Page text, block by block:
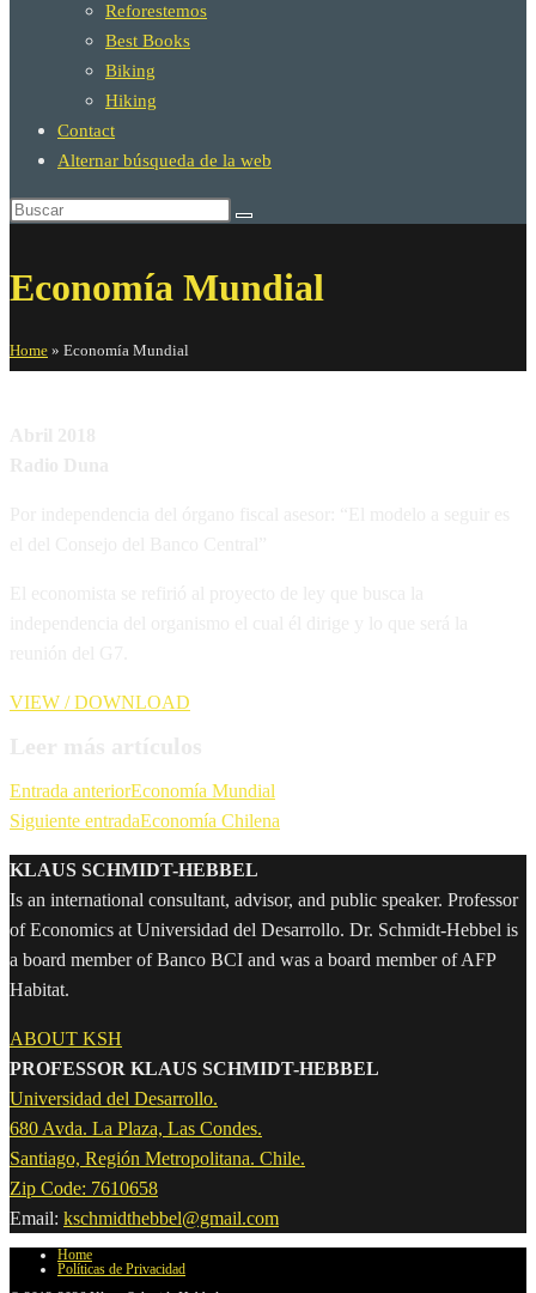
Reforestemos
Best Books
Biking
Hiking
Contact
Alternar búsqueda de la web
Economía Mundial
Home » Economía Mundial
VIEW / DOWNLOAD
Entrada anteriorEconomía Mundial
Siguiente entradaEconomía Chilena
KLAUS SCHMIDT-HEBBEL
Is an international consultant, advisor, and public speaker. Professor
of Economics at Universidad del Desarrollo. Dr. Schmidt-Hebbel is
a board member of Banco BCI and was a board member of AFP
Habitat.
ABOUT KSH
PROFESSOR KLAUS SCHMIDT-HEBBEL
Universidad del Desarrollo.
680 Avda. La Plaza, Las Condes.
Santiago, Región Metropolitana. Chile.
Zip Code: 7610658
Email: kschmidthebbel@gmail.com
Home
Políticas de Privacidad